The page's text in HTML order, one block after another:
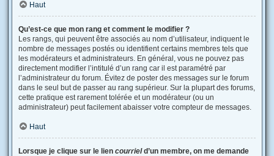
Haut
Qu’est-ce que mon rang et comment le modifier ?
Les rangs, qui peuvent être associés au nom d’utilisateur, indiquent le
nombre de messages postés ou identifient certains membres tels que
les modérateurs et administrateurs. En général, vous ne pouvez pas
directement modifier l’intitulé d’un rang car il est paramétré par
l’administrateur du forum. Évitez de poster des messages sur le forum
dans le seul but de passer au rang supérieur. Sur la plupart des forums,
cette pratique est rarement tolérée et un modérateur (ou un
administrateur) peut facilement abaisser votre compteur de messages.
Haut
Lorsque je clique sur le lien courrield’un membre, on me demande